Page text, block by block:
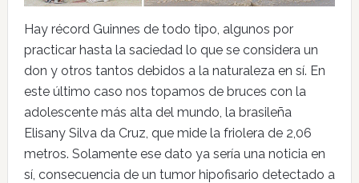
Hay récord Guinnes de todo tipo, algunos por
practicar hasta la saciedad lo que se considera un
don y otros tantos debidos a la naturaleza en sí. En
este último caso nos topamos de bruces con la
adolescente más alta del mundo, la brasileña
Elisany Silva da Cruz, que mide la friolera de 2,06
metros. Solamente ese dato ya sería una noticia en
sí, consecuencia de un tumor hipofisario detectado a